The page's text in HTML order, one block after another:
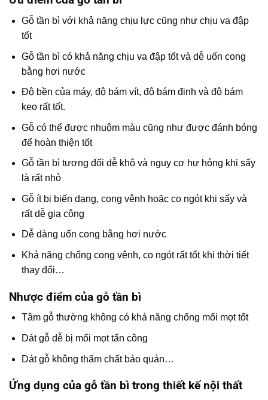
Gỗ tần bì với khả năng chịu lực cũng như chịu va đập
tốt
Gỗ tần bì có khả năng chịu va đập tốt và dễ uốn cong
bằng hơi nước
Độ bền của máy, độ bám vít, độ bám đinh và độ bám
keo rất tốt.
Gỗ có thể được nhuộm màu cũng như được đánh bóng
để hoàn thiện tốt
Gỗ tần bì tương đối dễ khô và nguy cơ hư hỏng khi sấy
là rất nhỏ
Gỗ ít bị biến dạng, cong vênh hoặc co ngót khi sấy và
rất dễ gia công
Dễ dàng uốn cong bằng hơi nước
Khả năng chống cong vênh, co ngót rất tốt khi thời tiết
thay đổi…
Nhược điểm của gỗ tần bì
Tâm gỗ thường không có khả năng chống mối mọt tốt
Dát gỗ dễ bị mối mọt tấn công
Dát gỗ không thấm chất bảo quản…
Ứng dụng của gỗ tần bì trong thiết kế nội thất